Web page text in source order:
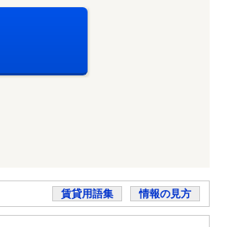
賃貸用語集 情報の見方